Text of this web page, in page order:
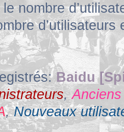
le nombre
Baidu
,
,Nouveaux